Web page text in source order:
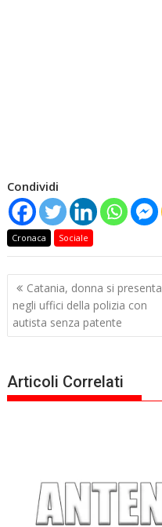
Condividi
Cronaca Sociale
Navigazione
articoli
Catania, donna si presenta
negli uffici della polizia con
autista senza patente
Articoli Correlati